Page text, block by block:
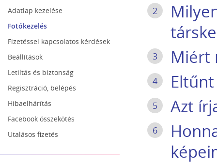
Adatlap kezelése
Fotókezelés
Fizetéssel kapcsolatos kérdések
Beállítások
Letiltás és biztonság
Regisztráció, belépés
Hibaelhárítás
Facebook összekötés
Utalásos fizetés
2
3 Miért
4
5 Azt
6